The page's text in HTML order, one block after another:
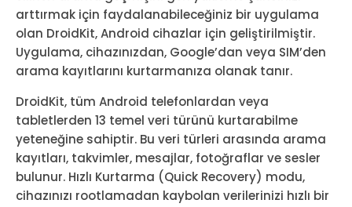
arttırmak için faydalanabileceğiniz bir uygulama
olan DroidKit, Android cihazlar için geliştirilmiştir.
Uygulama, cihazınızdan, Google’dan veya SIM’den
arama kayıtlarını kurtarmanıza olanak tanır.
DroidKit, tüm Android telefonlardan veya
tabletlerden 13 temel veri türünü kurtarabilme
yeteneğine sahiptir. Bu veri türleri arasında arama
kayıtları, takvimler, mesajlar, fotoğraflar ve sesler
bulunur. Hızlı Kurtarma (Quick Recovery) modu,
cihazınızı rootlamadan kaybolan verilerinizi hızlı bir